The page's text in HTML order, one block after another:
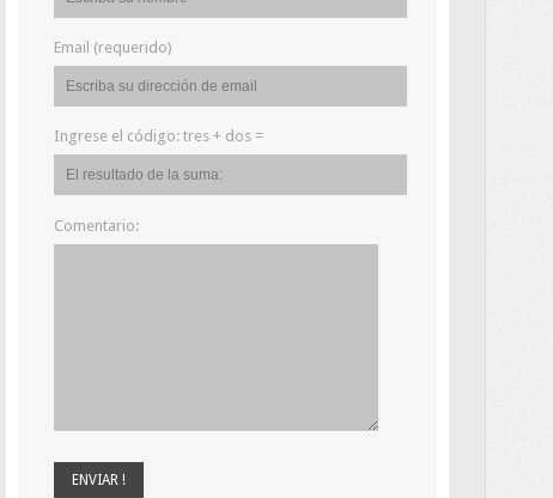
Email (requerido)
Ingrese el código: tres + dos =
Comentario: